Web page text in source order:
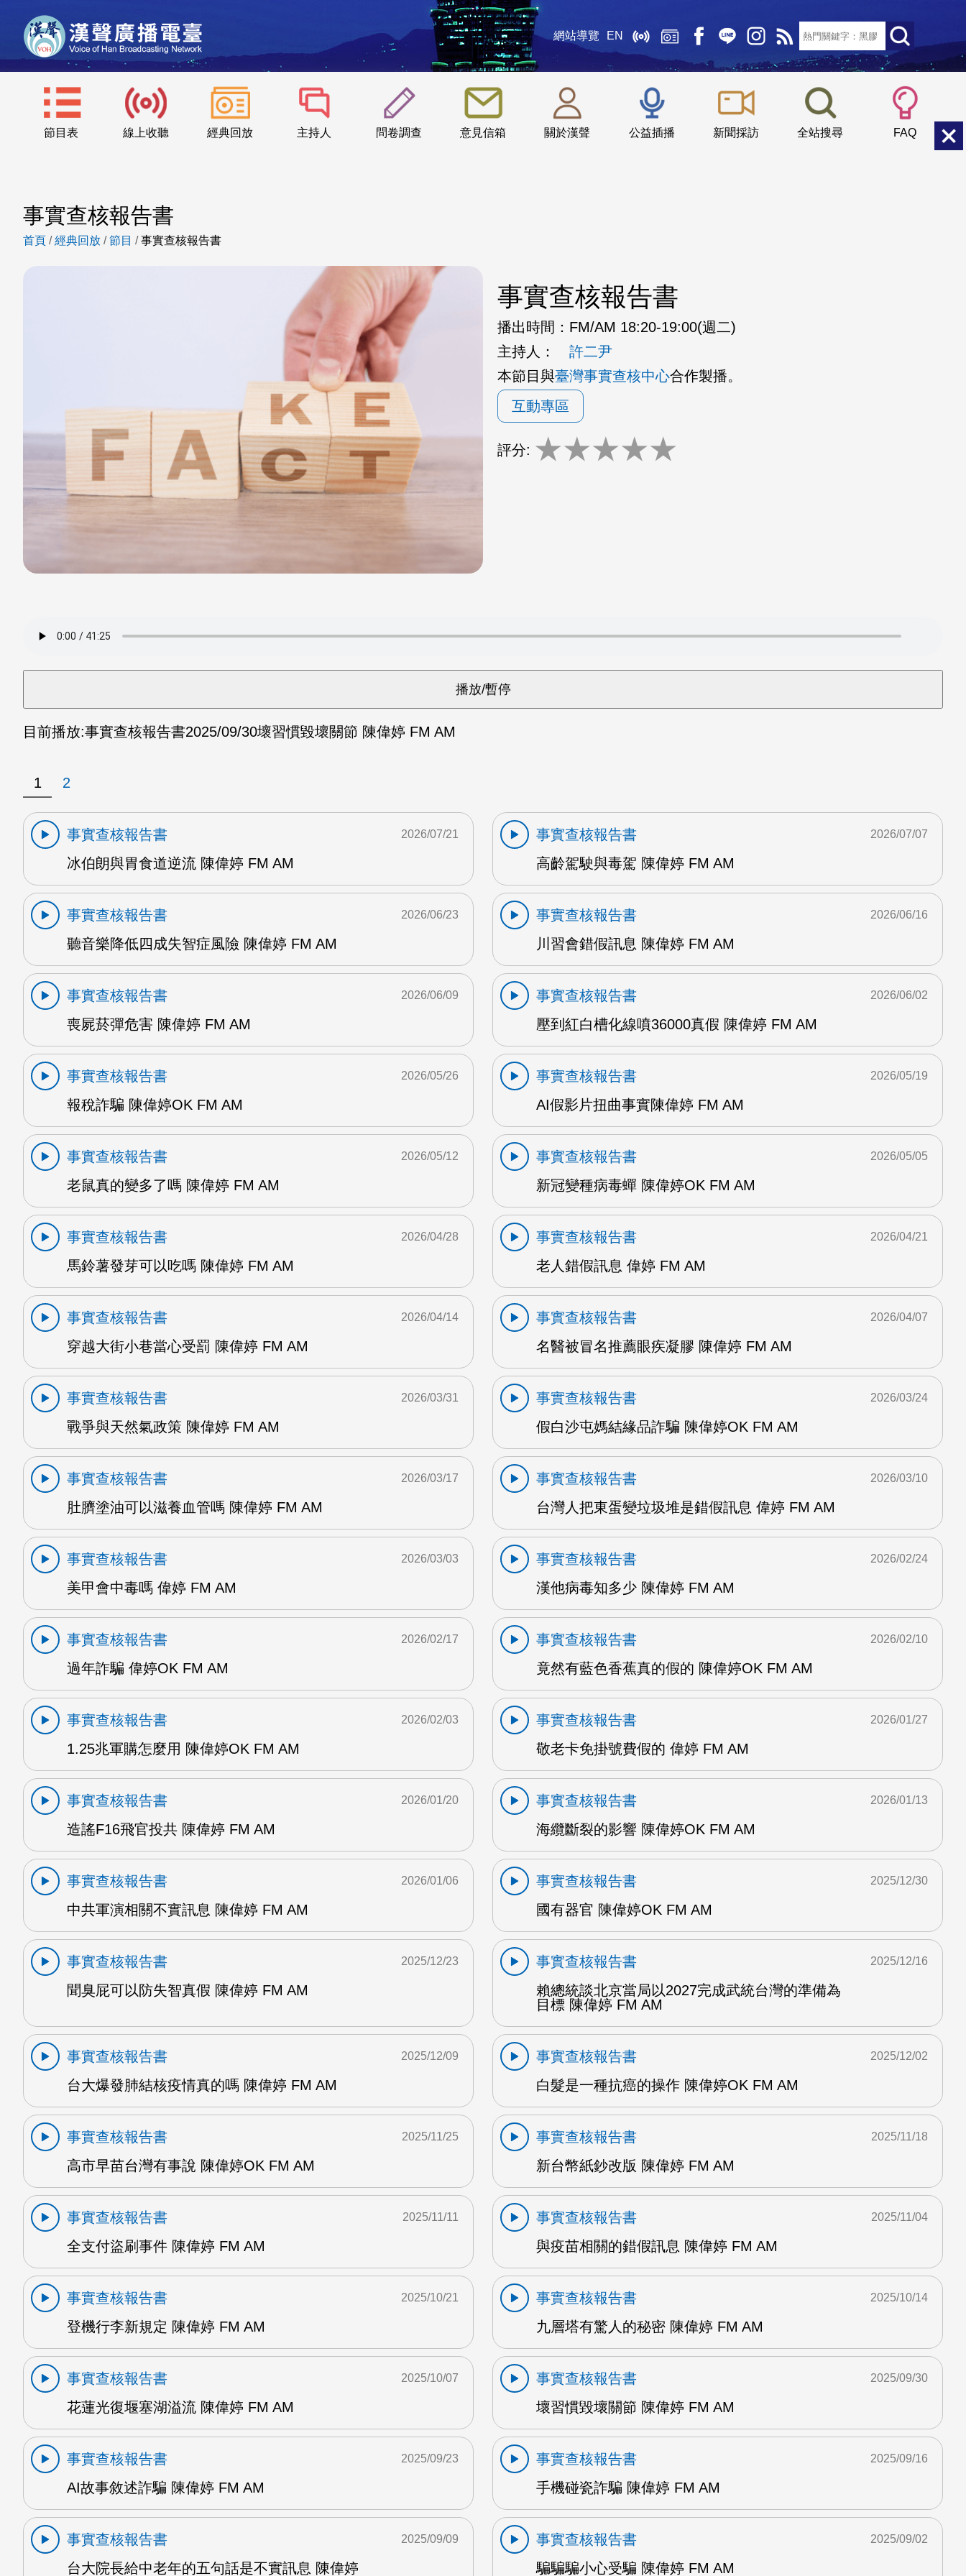
網站導覽 EN
節目表 線上收聽 經典回放 主持人 問卷調查 意見信箱 關於漢聲 公益插播 新聞採訪 全站搜尋 FAQ
::: 小 中
事實查核報告書
首頁 /經典回放 /節目 /事實查核報告書
事實查核報告書
播出時間： FM/AM 18:20-19:00(週二)
主持人：
許二尹
本節目與臺灣事實查核中心合作製播。
互動專區
評分: ★★★★★
目前播放:事實查核報告書2025/09/30壞習慣毀壞關節 陳偉婷 FM AM
1 2
事實查核報告書
冰伯朗與胃食道逆流 陳偉婷 FM AM
2026/07/21
事實查核報告書
高齡駕駛與毒駕 陳偉婷 FM AM
2026/07/07
事實查核報告書
聽音樂降低四成失智症風險 陳偉婷 FM AM
2026/06/23
事實查核報告書
川習會錯假訊息 陳偉婷 FM AM
2026/06/16
事實查核報告書
喪屍菸彈危害 陳偉婷 FM AM
2026/06/09
事實查核報告書
壓到紅白槽化線噴36000真假 陳偉婷 FM AM
2026/06/02
事實查核報告書
報稅詐騙 陳偉婷OK FM AM
2026/05/26
事實查核報告書
AI假影片扭曲事實陳偉婷 FM AM
2026/05/19
事實查核報告書
老鼠真的變多了嗎 陳偉婷 FM AM
2026/05/12
事實查核報告書
新冠變種病毒蟬 陳偉婷OK FM AM
2026/05/05
事實查核報告書
馬鈴薯發芽可以吃嗎 陳偉婷 FM AM
2026/04/28
事實查核報告書
老人錯假訊息 偉婷 FM AM
2026/04/21
事實查核報告書
穿越大街小巷當心受罰 陳偉婷 FM AM
2026/04/14
事實查核報告書
名醫被冒名推薦眼疾凝膠 陳偉婷 FM AM
2026/04/07
事實查核報告書
戰爭與天然氣政策 陳偉婷 FM AM
2026/03/31
事實查核報告書
假白沙屯媽結緣品詐騙 陳偉婷OK FM AM
2026/03/24
事實查核報告書
肚臍塗油可以滋養血管嗎 陳偉婷 FM AM
2026/03/17
事實查核報告書
台灣人把東蛋變垃圾堆是錯假訊息 偉婷 FM AM
2026/03/10
事實查核報告書
美甲會中毒嗎 偉婷 FM AM
2026/03/03
事實查核報告書
漢他病毒知多少 陳偉婷 FM AM
2026/02/24
事實查核報告書
過年詐騙 偉婷OK FM AM
2026/02/17
事實查核報告書
竟然有藍色香蕉真的假的 陳偉婷OK FM AM
2026/02/10
事實查核報告書
1.25兆軍購怎麼用 陳偉婷OK FM AM
2026/02/03
事實查核報告書
敬老卡免掛號費假的 偉婷 FM AM
2026/01/27
事實查核報告書
造謠F16飛官投共 陳偉婷 FM AM
2026/01/20
事實查核報告書
海纜斷裂的影響 陳偉婷OK FM AM
2026/01/13
事實查核報告書
中共軍演相關不實訊息 陳偉婷 FM AM
2026/01/06
事實查核報告書
國有器官 陳偉婷OK FM AM
2025/12/30
事實查核報告書
聞臭屁可以防失智真假 陳偉婷 FM AM
2025/12/23
事實查核報告書
賴總統談北京當局以2027完成武統台灣的準備為
目標 陳偉婷 FM AM
2025/12/16
事實查核報告書
台大爆發肺結核疫情真的嗎 陳偉婷 FM AM
2025/12/09
事實查核報告書
白髮是一種抗癌的操作 陳偉婷OK FM AM
2025/12/02
事實查核報告書
高市早苗台灣有事說 陳偉婷OK FM AM
2025/11/25
事實查核報告書
新台幣紙鈔改版 陳偉婷 FM AM
2025/11/18
事實查核報告書
全支付盜刷事件 陳偉婷 FM AM
2025/11/11
事實查核報告書
與疫苗相關的錯假訊息 陳偉婷 FM AM
2025/11/04
事實查核報告書
登機行李新規定 陳偉婷 FM AM
2025/10/21
事實查核報告書
九層塔有驚人的秘密 陳偉婷 FM AM
2025/10/14
事實查核報告書
花蓮光復堰塞湖溢流 陳偉婷 FM AM
2025/10/07
事實查核報告書
壞習慣毀壞關節 陳偉婷 FM AM
2025/09/30
事實查核報告書
AI故事敘述詐騙 陳偉婷 FM AM
2025/09/23
事實查核報告書
手機碰瓷詐騙 陳偉婷 FM AM
2025/09/16
事實查核報告書
台大院長給中老年的五句話是不實訊息 陳偉婷
2025/09/09
事實查核報告書
騙騙騙小心受騙 陳偉婷 FM AM
2025/09/02